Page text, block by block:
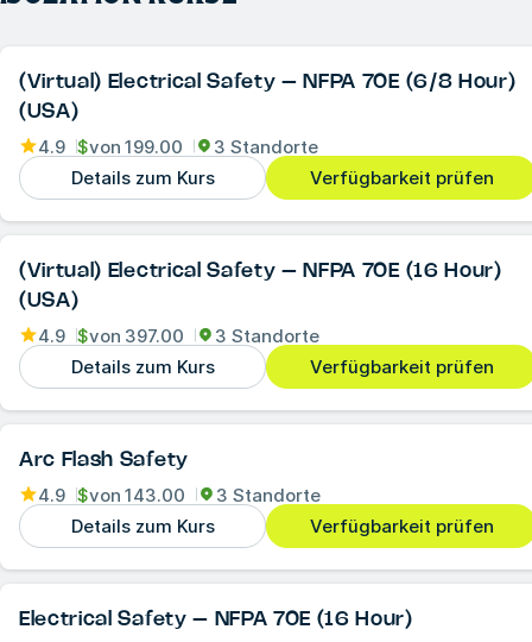
(Virtual) Electrical Safety – NFPA 70E (6/8 Hour)
(USA)
4.9 $von 199.00
3 Standorte
Details zum Kurs
Verfügbarkeit prüfen
(Virtual) Electrical Safety – NFPA 70E (16 Hour)
(USA)
4.9 $von 397.00
3 Standorte
Details zum Kurs
Verfügbarkeit prüfen
Arc Flash Safety
4.9 $von 143.00
3 Standorte
Details zum Kurs
Verfügbarkeit prüfen
Electrical Safety – NFPA 70E (16 Hour)